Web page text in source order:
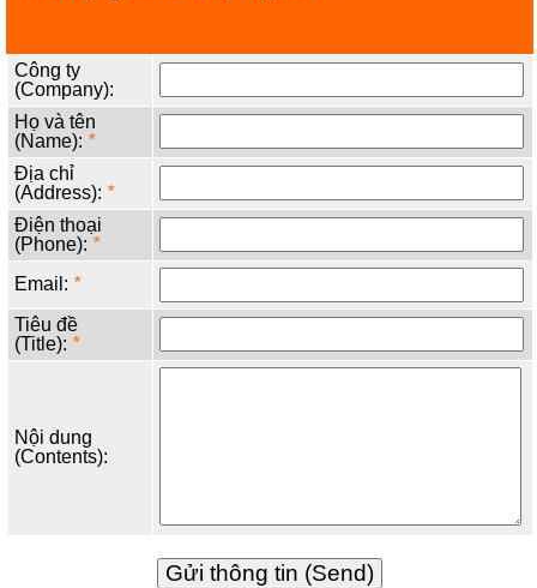
Công ty
(Company):
Họ và tên
(Name): *
Địa chỉ
(Address): *
Điện thoại
(Phone): *
Email: *
Tiêu đề
(Title): *
Nội dung
(Contents):